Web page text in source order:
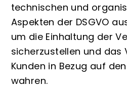
technischen und
Aspekten der DSGVO
um die Einhaltung der
sicherzustellen und das
Kunden in Bezug auf
wahren.